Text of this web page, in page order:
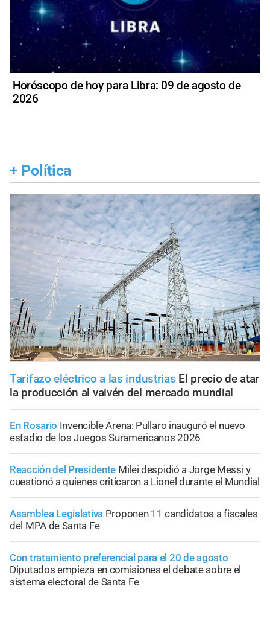
Horóscopo de hoy para Libra: 09 de agosto de
2026
+ Política
Tarifazo eléctrico a las industrias El precio de atar
la producción al vaivén del mercado mundial
En Rosario Invencible Arena: Pullaro inauguró el nuevo
estadio de los Juegos Suramericanos 2026
Reacción del Presidente Milei despidió a Jorge Messi y
cuestionó a quienes criticaron a Lionel durante el Mundial
Asamblea Legislativa Proponen 11 candidatos a fiscales
del MPA de Santa Fe
Con tratamiento preferencial para el 20 de agosto
Diputados empieza en comisiones el debate sobre el
sistema electoral de Santa Fe